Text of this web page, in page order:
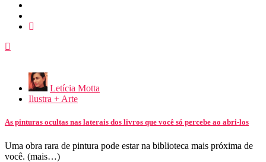
Letícia Motta
Ilustra + Arte
As pinturas ocultas nas laterais dos livros que você só percebe ao abri-los
Uma obra rara de pintura pode estar na biblioteca mais próxima de
você. (mais…)